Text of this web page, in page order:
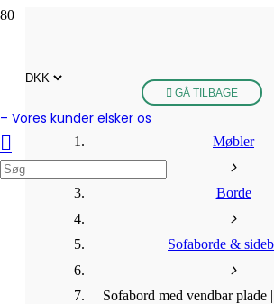
– Vores kunder elsker os
GÅ TILBAGE
Møbler
Borde
Sofaborde &
Sofabord med vendbar plade